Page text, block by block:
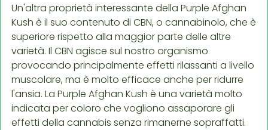
Un'altra proprietà interessante della Purple Afghan
Kush è il suo contenuto di CBN, o cannabinolo, che è
superiore rispetto alla maggior parte delle altre
varietà. Il CBN agisce sul nostro organismo
provocando principalmente effetti rilassanti a livello
muscolare, ma è molto efficace anche per ridurre
l'ansia. La Purple Afghan Kush è una varietà molto
indicata per coloro che vogliono assaporare gli
effetti della cannabis senza rimanerne sopraffatti.